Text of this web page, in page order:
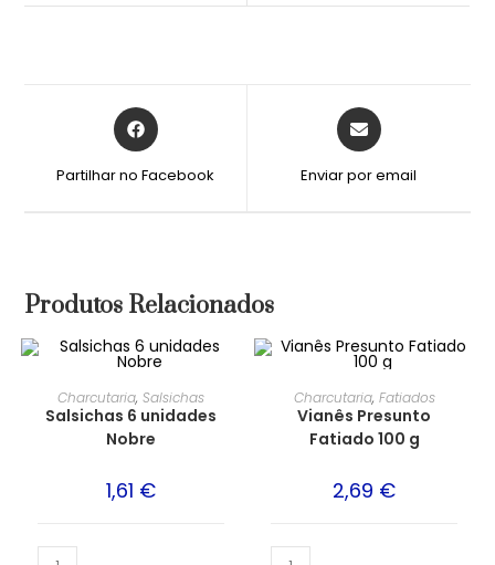
Partilhar no Facebook Enviar por email
Produtos Relacionados
Charcutaria, Salsichas
Salsichas 6 unidades
Nobre
1,61 €
Charcutaria, Fatiados
Vianês Presunto
Fatiado 100 g
2,69 €